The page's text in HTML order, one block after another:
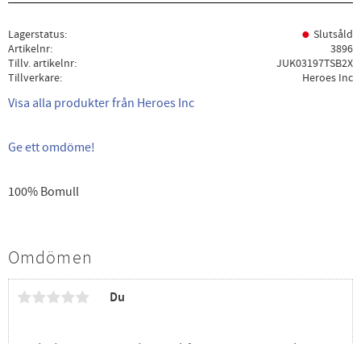
Lagerstatus
Slutsåld
Artikelnr
3896
Tillv. artikelnr
JUK03197TSB2X
Tillverkare
Heroes Inc
Visa alla produkter från Heroes Inc
Ge ett omdöme!
100% Bomull
Omdömen
Du